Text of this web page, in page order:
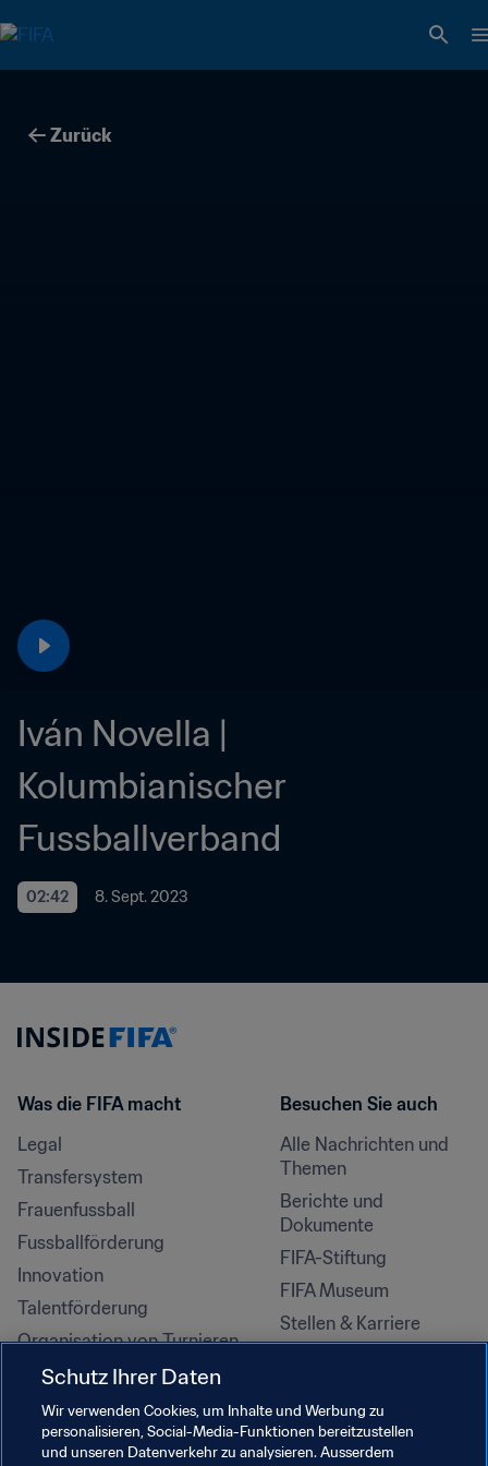
Zurück
Iván Novella |
Kolumbianischer
Fussballverband
02:42 8. Sept. 2023
Was die FIFA macht
Legal
Transfersystem
Frauenfussball
Fussballförderung
Innovation
Talentförderung
Organisation von Turnieren
Nachhaltigkeit
Menschenrechte und
Antidiskriminierung
Besuchen Sie auch
Alle Nachrichten und
Themen
Berichte und
Dokumente
FIFA-Stiftung
FIFA Museum
Stellen & Karriere
Schutz Ihrer Daten
Wir verwenden Cookies, um Inhalte und Werbung zu
personalisieren, Social-Media-Funktionen bereitzustellen
und unseren Datenverkehr zu analysieren. Ausserdem